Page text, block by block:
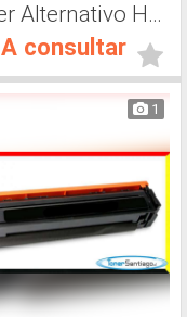
Toner Alternativo Hp CF502A, Impresora Láser
A consultar
1